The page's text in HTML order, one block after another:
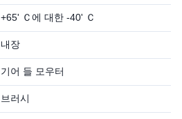
+65' Ｃ에 대한 -40' Ｃ
내장
기어 들 모우터
브러시